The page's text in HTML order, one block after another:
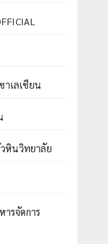
าเลเซียน
หินวิทยาลัย
รจัดการ